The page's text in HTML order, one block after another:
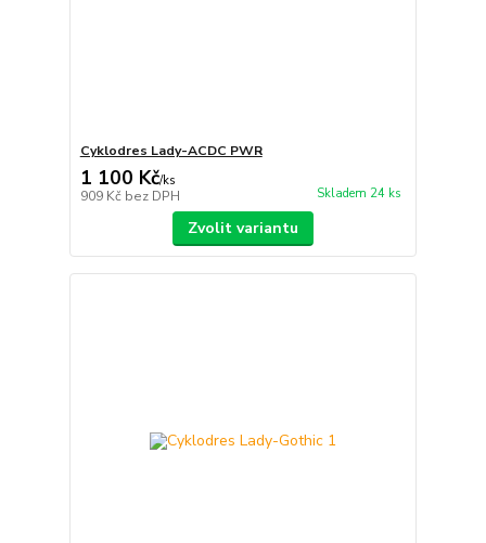
Cyklodres Lady-ACDC PWR
1 100 Kč/ks
909 Kč bez DPH Skladem 24 ks
Zvolit variantu